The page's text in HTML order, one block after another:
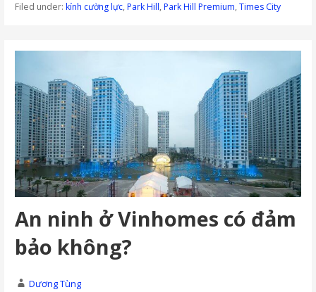
Filed under: kính cường lực, Park Hill, Park Hill Premium, Times City
An ninh ở Vinhomes có đảm
bảo không?
Dương Tùng